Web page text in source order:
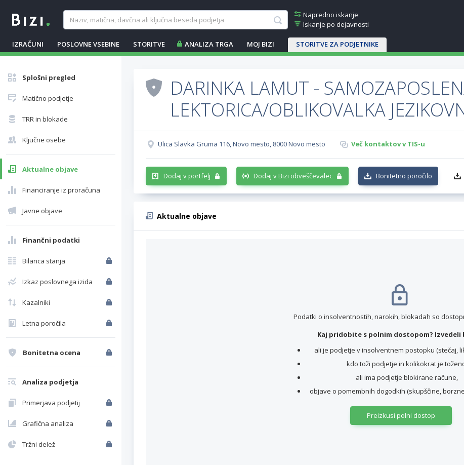
Napredno iskanje
Iskanje po dejavnosti
IZRAČUNI POSLOVNE VSEBINE STORITVE ANALIZA TRGA MOJ BIZI STORITVE ZA PODJETNIKE
Splošni pregled
Matično podjetje
TRR in blokade
Ključne osebe
Aktualne objave
Financiranje iz proračuna
Javne objave
Finančni podatki
Bilanca stanja
Izkaz poslovnega izida
Kazalniki
Letna poročila
Bonitetna ocena
Analiza podjetja
Primerjava podjetij
Grafična analiza
Tržni delež
DARINKA LAMUT -
LEKTORICA/OBLIKOVALKA
Ulica Slavka Gruma 116, Novo mesto, 8000 Novo mesto Več kontaktov v TIS-u
Dodaj v portfelj Dodaj v Bizi obveščevalec Bonitetno poročilo
Aktualne objave
Podatki o insolventnostih, narokih, blokadah so
Kaj pridobite s polnim dostopom? Izvedeli
ali je podjetje v insolventnem postopku (stečaj,
kdo toži podjetje in kolikokrat je
ali ima podjetje blokirane račune,
objave o pomembnih dogodkih (skupščine,
Preizkusi polni dostop